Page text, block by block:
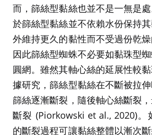
而，篩絲型黏絲也並不是一無是
於篩絲型黏絲並不依賴水份保持
外維持更久的黏性而不受過份乾
因此篩絲型蜘蛛不必要如黏珠型
圓網。雖然其軸心絲的延展性較
據研究，篩絲型黏絲在不斷被拉
篩絲逐漸斷裂，隨後軸心絲斷裂
斷裂 (Piorkowski et al., 2020)。
的斷裂過程可讓黏絲整體以漸次